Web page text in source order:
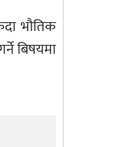
भौतिक
बिषयमा